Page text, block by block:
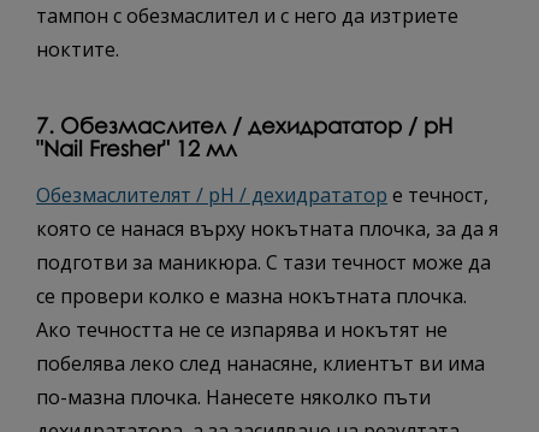
тампон с обезмаслител и с него да изтриете
ноктите.
7. Обезмаслител / дехидрататор / pH
"Nail Fresher" 12 мл
Обезмаслителят / pH / дехидрататор е течност,
която се нанася върху нокътната плочка, за да я
подготви за маникюра. С тази течност може да
се провери колко е мазна нокътната плочка.
Ако течността не се изпарява и нокътят не
побелява леко след нанасяне, клиентът ви има
по-мазна плочка. Нанесете няколко пъти